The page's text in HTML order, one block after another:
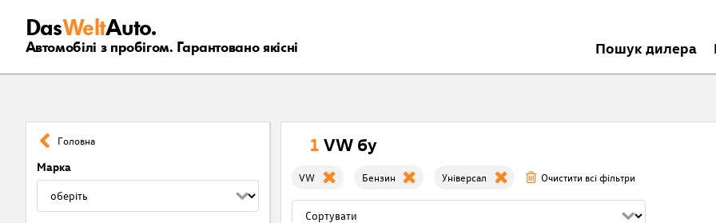
DasWeltAuto.
Автомобілі з пробігом. Гарантовано якісні Пошук дилера
Головна
Марка
1 VW бу
VW Бензин Універсал Очистити всі фільтри